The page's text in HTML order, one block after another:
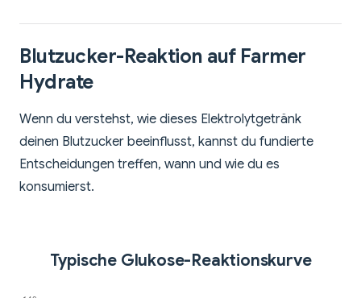
Blutzucker-Reaktion auf Farmer
Hydrate
Wenn du verstehst, wie dieses Elektrolytgetränk
deinen Blutzucker beeinflusst, kannst du fundierte
Entscheidungen treffen, wann und wie du es
konsumierst.
Typische Glukose-Reaktionskurve